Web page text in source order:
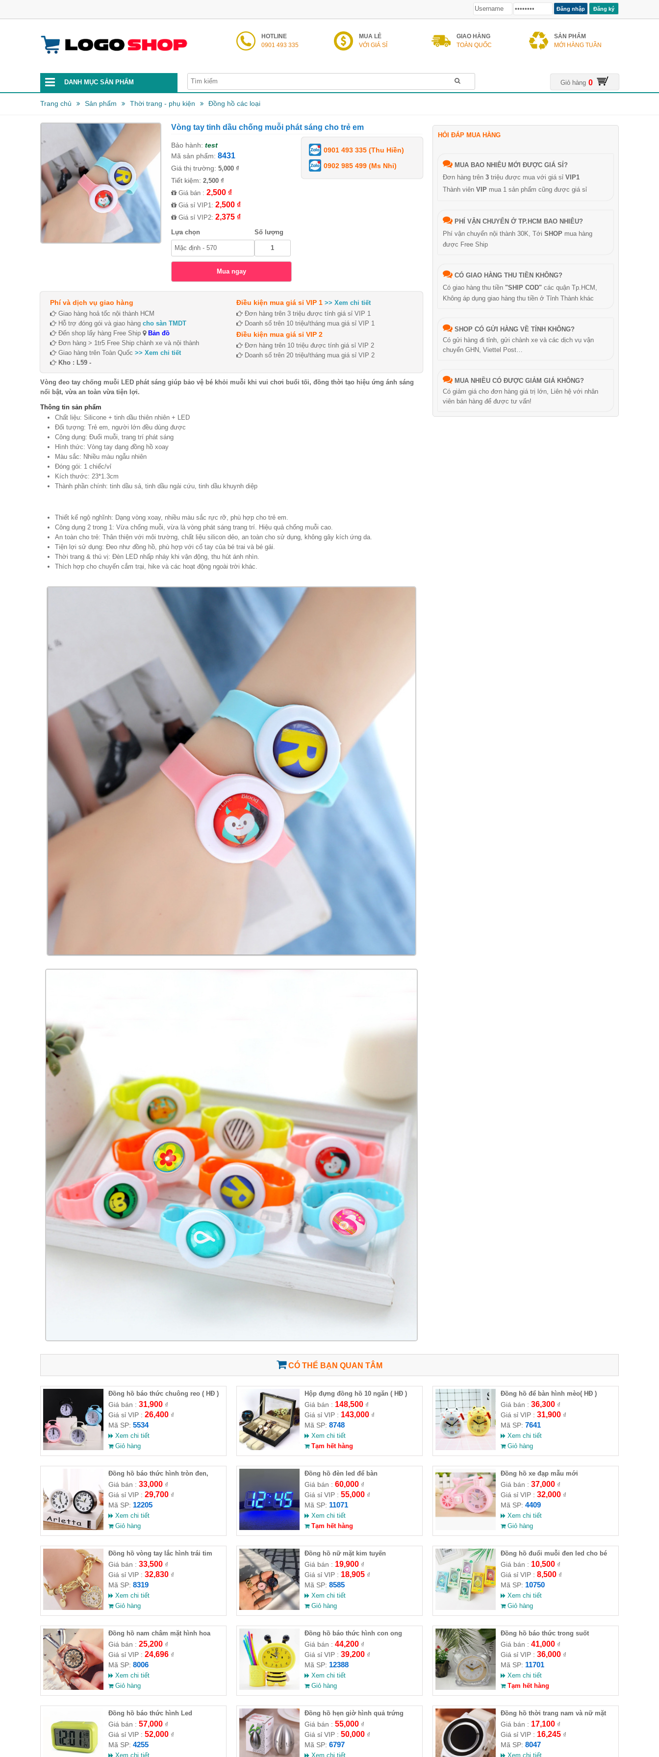
Đăng ký
HOTLINE
0901 493 335
MUA LẺ
VỚI GIÁ SỈ
GIAO HÀNG
TOÀN QUỐC
SẢN PHẨM
MỚI HÀNG TUẦN
Giỏ hàng 0
DANH MỤC SẢN PHẨM
Trang chủ Sản phẩm Thời trang - phụ kiện Đồng hồ các loại
Vòng tay tinh dầu chống muỗi phát sáng cho trẻ em
Bảo hành: test
Mã sản phẩm: 8431
Giá thị trường: 5,000 ₫
Tiết kiệm: 2,500 ₫
Giá bán : 2,500 ₫
Giá sỉ VIP1: 2,500 ₫
Giá sỉ VIP2: 2,375 ₫
Lựa chọn Số lượng
0901 493 335 (Thu Hiền)
0902 985 499 (Ms Nhi)
Phí và dịch vụ giao hàng
Giao hàng hoả tốc nội thành HCM
Hỗ trợ đóng gói và giao hàng cho sàn TMDT
Đến shop lấy hàng Free Ship
Bản đồ
Đơn hàng > 1tr5 Free Ship chành xe và nội thành
Giao hàng trên Toàn Quốc >> Xem chi tiết
Kho : L59 -
Điều kiện mua giá sỉ VIP 1 >> Xem chi tiết
Đơn hàng trên 3 triệu được tính giá sỉ VIP 1
Doanh số trên 10 triệu/tháng mua giá sỉ VIP 1
Điều kiện mua giá sỉ VIP 2
Đơn hàng trên 10 triệu được tính giá sỉ VIP 2
Doanh số trên 20 triệu/tháng mua giá sỉ VIP 2
Vòng đeo tay chống muỗi LED phát sáng giúp bảo vệ bé khỏi muỗi khi vui chơi buổi tối, đồng thời tạo hiệu ứng ánh sáng
nổi bật, vừa an toàn vừa tiện lợi.
Thông tin sản phẩm
Chất liệu: Silicone + tinh dầu thiên nhiên + LED
Đối tượng: Trẻ em, người lớn đều dùng được
Công dụng: Đuổi muỗi, trang trí phát sáng
Hình thức: Vòng tay dạng đồng hồ xoay
Màu sắc: Nhiều màu ngẫu nhiên
Đóng gói: 1 chiếc/vỉ
Kích thước: 23*1.3cm
Thành phần chính: tinh dầu sả, tinh dầu ngải cứu, tinh dầu khuynh diệp
Thiết kế ngộ nghĩnh: Dạng vòng xoay, nhiều màu sắc rực rỡ, phù hợp cho trẻ em.
Công dụng 2 trong 1: Vừa chống muỗi, vừa là vòng phát sáng trang trí. Hiệu quả chống muỗi cao.
An toàn cho trẻ: Thân thiện với môi trường, chất liệu silicon dẻo, an toàn cho sử dụng, không gây kích ứng da.
Tiện lợi sử dụng: Đeo như đồng hồ, phù hợp với cổ tay của bé trai và bé gái.
Thời trang & thú vị: Đèn LED nhấp nháy khi vận động, thu hút ánh nhìn.
Thích hợp cho chuyến cắm trại, hike và các hoạt động ngoài trời khác.
HỎI ĐÁP MUA HÀNG
MUA BAO NHIÊU MỚI ĐƯỢC GIÁ SỈ?
Đơn hàng trên 3 triệu được mua với giá sỉ VIP1
Thành viên VIP mua 1 sản phẩm cũng được giá sỉ
PHÍ VẬN CHUYỂN Ở TP.HCM BAO NHIÊU?
Phí vận chuyển nội thành 30K, Tới SHOP mua hàng
được Free Ship
CÓ GIAO HÀNG THU TIỀN KHÔNG?
Có giao hàng thu tiền "SHIP COD" các quận Tp.HCM,
Không áp dụng giao hàng thu tiền ở Tỉnh Thành khác
SHOP CÓ GỬI HÀNG VỀ TỈNH KHÔNG?
Có gửi hàng đi tỉnh, gửi chành xe và các dịch vụ vận
chuyển GHN, Viettel Post…
MUA NHIỀU CÓ ĐƯỢC GIẢM GIÁ KHÔNG?
Có giảm giá cho đơn hàng giá trị lớn, Liên hệ với nhân
viên bán hàng để được tư vấn!
CÓ THỂ BẠN QUAN TÂM
Đồng hồ báo thức chuông reo ( HĐ )
Giá bán : 31,900₫
Giá sỉ VIP : 26,400₫
Mã SP: 5534
Xem chi tiết
Giỏ hàng
Hộp đựng đồng hồ 10 ngăn ( HĐ )
Giá bán : 148,500₫
Giá sỉ VIP : 143,000₫
Mã SP: 8748
Xem chi tiết
Tạm hết hàng
Đồng hồ để bàn hình mèo( HĐ )
Giá bán : 36,300₫
Giá sỉ VIP : 31,900₫
Mã SP: 7641
Xem chi tiết
Giỏ hàng
Đồng hồ báo thức hình tròn đen,
trắng (Full VAT )
Giá bán : 33,000₫
Giá sỉ VIP : 29,700₫
Mã SP: 12205
Xem chi tiết
Giỏ hàng
Đồng hồ đèn led để bàn
Giá bán : 60,000₫
Giá sỉ VIP : 55,000₫
Mã SP: 11071
Xem chi tiết
Tạm hết hàng
Đồng hồ xe đạp mẫu mới
Giá bán : 37,000₫
Giá sỉ VIP : 32,000₫
Mã SP: 4409
Xem chi tiết
Giỏ hàng
Đồng hồ vòng tay lắc hình trái tim
đính hạt Quartz
Giá bán : 33,500₫
Giá sỉ VIP : 32,830₫
Mã SP: 8319
Xem chi tiết
Giỏ hàng
Đồng hồ nữ mặt kim tuyến
Giá bán : 19,900₫
Giá sỉ VIP : 18,905₫
Mã SP: 8585
Xem chi tiết
Giỏ hàng
Đồng hồ đuổi muỗi đen led cho bé
Giá bán : 10,500₫
Giá sỉ VIP : 8,500₫
Mã SP: 10750
Xem chi tiết
Giỏ hàng
Đồng hồ nam châm mặt hình hoa
xoay
Giá bán : 25,200₫
Giá sỉ VIP : 24,696₫
Mã SP: 8006
Xem chi tiết
Giỏ hàng
Đồng hồ báo thức hình con ong
Giá bán : 44,200₫
Giá sỉ VIP : 39,200₫
Mã SP: 12388
Xem chi tiết
Giỏ hàng
Đồng hồ báo thức trong suốt
Giá bán : 41,000₫
Giá sỉ VIP : 36,000₫
Mã SP: 11701
Xem chi tiết
Tạm hết hàng
Đồng hồ báo thức hình Led
Giá bán : 57,000₫
Giá sỉ VIP : 52,000₫
Mã SP: 4255
Xem chi tiết
Đồng hồ hẹn giờ hình quả trứng
Giá bán : 55,000₫
Giá sỉ VIP : 50,000₫
Mã SP: 6797
Xem chi tiết
Đồng hồ thời trang nam và nữ mặt
hình tròn phong cách hàn
Giá bán : 17,100₫
Giá sỉ VIP : 16,245₫
Mã SP: 8047
Xem chi tiết